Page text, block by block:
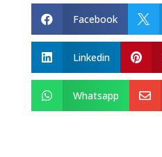
 Facebook 
 Linkedin 
 Whatsapp 